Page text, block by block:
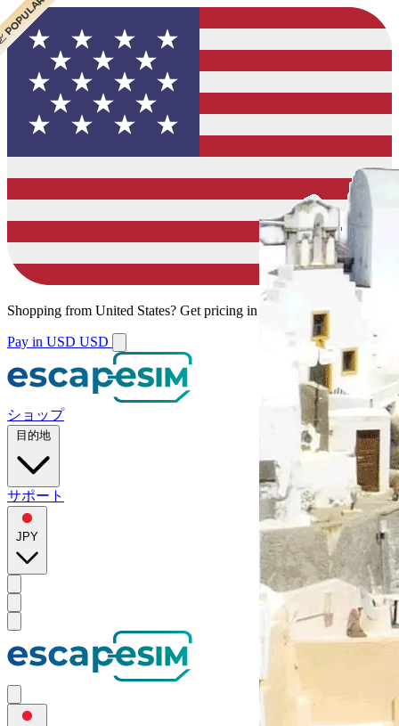
Shopping from United States? Get pricing in your local currency.
Pay in USD USD
ショップ
目的地
サポート
JPY
VALUE